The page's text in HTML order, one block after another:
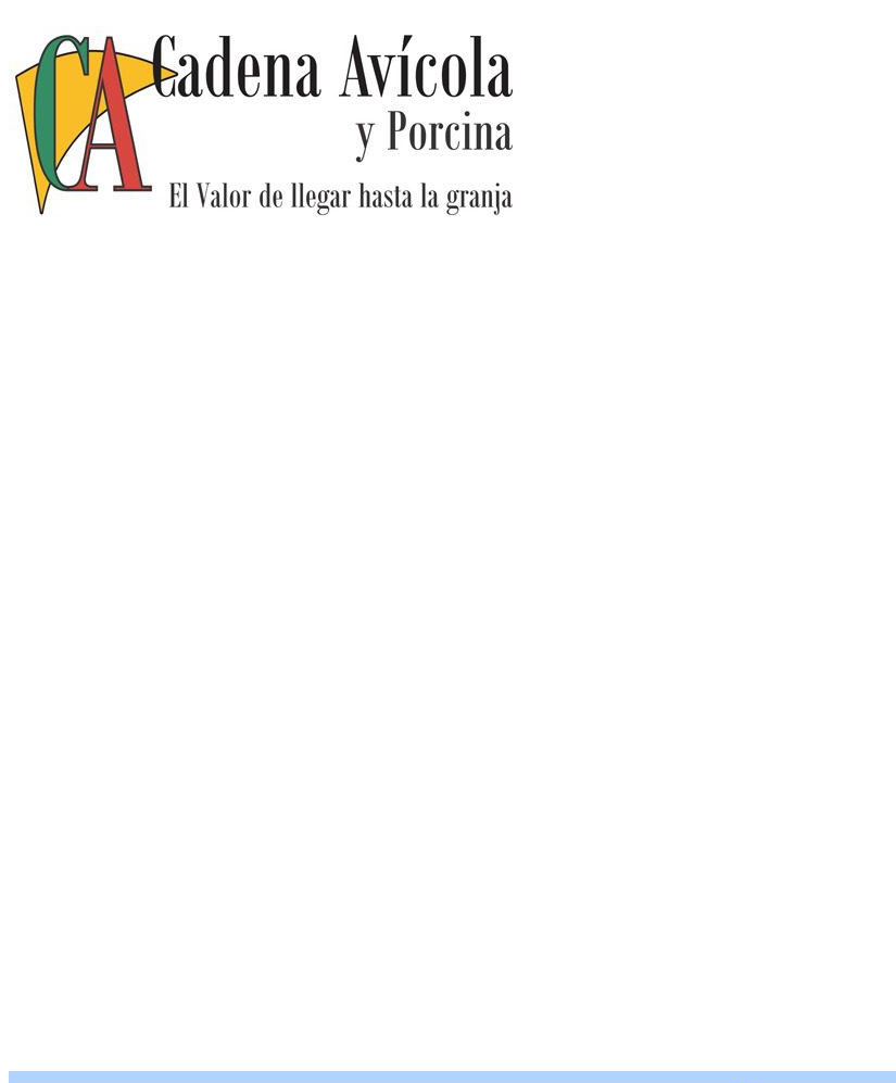
contenido